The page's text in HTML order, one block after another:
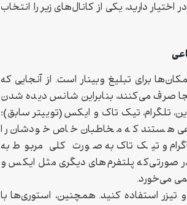
دارید، یکی از کانال‌های زیر را انتخاب
برای تبلیغ وبینار است. از آنجایی که
صرف می‌کنند، بنابراین شانس دیده شدن
تلگرام، تیک تاک و ایکس (توییتر سابق)؛
هستند که مخاطبان خاص خودشان را
و تیک‌تاک به صورت کلی مربوط به
صورتی‌که پلتفرم‌های دیگری مثل ایکس و
می‌خورد.
تیزر استفاده کنید. همچنین، استوری‌ها با